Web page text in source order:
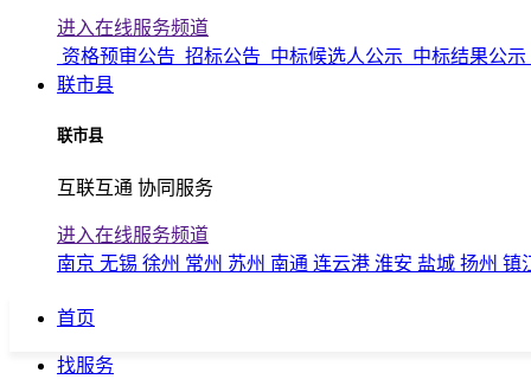
进入在线服务频道
资格预审公告 招标公告 中标候选人公示 中标结果公示
联市县
联市县
互联互通 协同服务
进入在线服务频道
南京 无锡 徐州 常州 苏州 南通 连云港 淮安 盐城 扬州 镇
首页
找服务